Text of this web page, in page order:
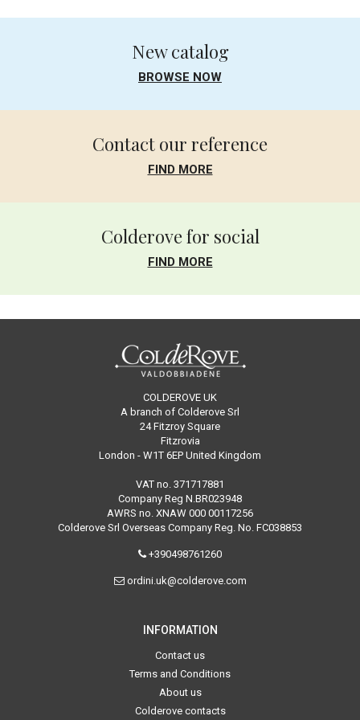
Leggi tutte le recensioni
New catalog
BROWSE NOW
Contact our reference
FIND MORE
Colderove for social
FIND MORE
COLDEROVE UK
A branch of Colderove Srl
24 Fitzroy Square
Fitzrovia
London - W1T 6EP United Kingdom
VAT no. 371717881
Company Reg N.BR023948
AWRS no. XNAW 000 00117256
Colderove Srl Overseas Company Reg. No. FC038853
+390498761260
ordini.uk@colderove.com
INFORMATION
Contact us
Terms and Conditions
About us
Colderove contacts